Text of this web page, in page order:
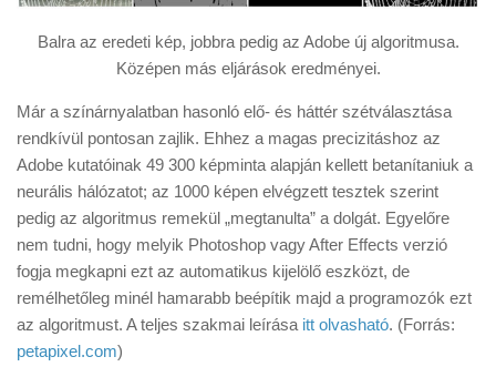
Balra az eredeti kép, jobbra pedig az Adobe új algoritmusa.
Középen más eljárások eredményei.
Már a színárnyalatban hasonló elő- és háttér szétválasztása
rendkívül pontosan zajlik. Ehhez a magas precizitáshoz az
Adobe kutatóinak 49 300 képminta alapján kellett betanítaniuk a
neurális hálózatot; az 1000 képen elvégzett tesztek szerint
pedig az algoritmus remekül „megtanulta” a dolgát. Egyelőre
nem tudni, hogy melyik Photoshop vagy After Effects verzió
fogja megkapni ezt az automatikus kijelölő eszközt, de
remélhetőleg minél hamarabb beépítik majd a programozók ezt
az algoritmust. A teljes szakmai leírása itt olvasható. (Forrás:
petapixel.com)